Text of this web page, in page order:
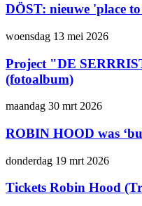
DÖST: nieuwe 'place
woensdag 13 mei 2026
Project "DE
(fotoalbum)
maandag 30 mrt 2026
ROBIN HOOD was
donderdag 19 mrt 2026
Tickets Robin Hood